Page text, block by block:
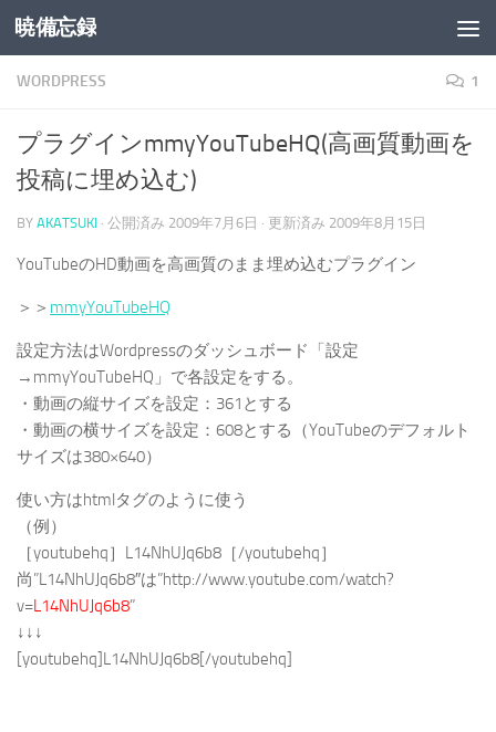
コンテンツへスキップ
暁備忘録
WORDPRESS 1
プラグインmmyYouTubeHQ(高画質動画を
投稿に埋め込む)
BY AKATSUKI · 公開済み 2009年7月6日 · 更新済み 2009年8月15日
YouTubeのHD動画を高画質のまま埋め込むプラグイン
＞＞ mmyYouTubeHQ
設定方法はWordpressのダッシュボード「設定
→mmyYouTubeHQ」で各設定をする。
・動画の縦サイズを設定：361とする
・動画の横サイズを設定：608とする（YouTubeのデフォルト
サイズは380×640）
使い方はhtmlタグのように使う
（例）
［youtubehq］L14NhUJq6b8［/youtubehq］
尚”L14NhUJq6b8″は”http://www.youtube.com/watch?
v=L14NhUJq6b8”
↓↓↓
[youtubehq]L14NhUJq6b8[/youtubehq]